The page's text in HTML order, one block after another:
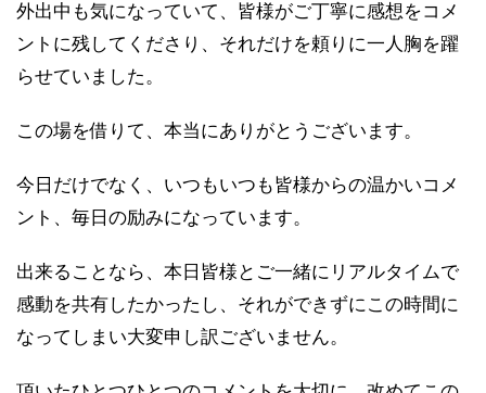
外出中も気になっていて、皆様がご丁寧に感想をコメ
ントに残してくださり、それだけを頼りに一人胸を躍
らせていました。
この場を借りて、本当にありがとうございます。
今日だけでなく、いつもいつも皆様からの温かいコメ
ント、毎日の励みになっています。
出来ることなら、本日皆様とご一緒にリアルタイムで
感動を共有したかったし、それができずにこの時間に
なってしまい大変申し訳ございません。